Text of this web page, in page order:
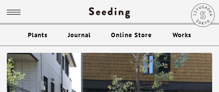
Plants Journal Online Store Works